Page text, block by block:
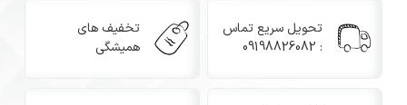
تحویل سریع تماس
: 09198826082
تخفیف های
همیشگی